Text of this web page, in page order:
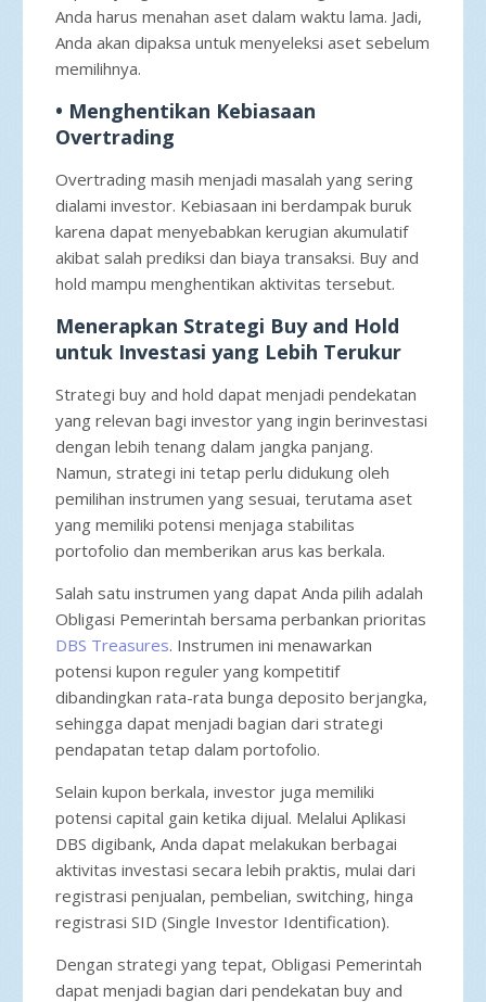
Anda harus menahan aset dalam waktu lama. Jadi,
Anda akan dipaksa untuk menyeleksi aset sebelum
memilihnya.
• Menghentikan Kebiasaan
Overtrading
Overtrading masih menjadi masalah yang sering
dialami investor. Kebiasaan ini berdampak buruk
karena dapat menyebabkan kerugian akumulatif
akibat salah prediksi dan biaya transaksi. Buy and
hold mampu menghentikan aktivitas tersebut.
Menerapkan Strategi Buy and Hold
untuk Investasi yang Lebih Terukur
Strategi buy and hold dapat menjadi pendekatan
yang relevan bagi investor yang ingin berinvestasi
dengan lebih tenang dalam jangka panjang.
Namun, strategi ini tetap perlu didukung oleh
pemilihan instrumen yang sesuai, terutama aset
yang memiliki potensi menjaga stabilitas
portofolio dan memberikan arus kas berkala.
Salah satu instrumen yang dapat Anda pilih adalah
Obligasi Pemerintah bersama perbankan prioritas
DBS Treasures. Instrumen ini menawarkan
potensi kupon reguler yang kompetitif
dibandingkan rata-rata bunga deposito berjangka,
sehingga dapat menjadi bagian dari strategi
pendapatan tetap dalam portofolio.
Selain kupon berkala, investor juga memiliki
potensi capital gain ketika dijual. Melalui Aplikasi
DBS digibank, Anda dapat melakukan berbagai
aktivitas investasi secara lebih praktis, mulai dari
registrasi penjualan, pembelian, switching, hinga
registrasi SID (Single Investor Identification).
Dengan strategi yang tepat, Obligasi Pemerintah
dapat menjadi bagian dari pendekatan buy and